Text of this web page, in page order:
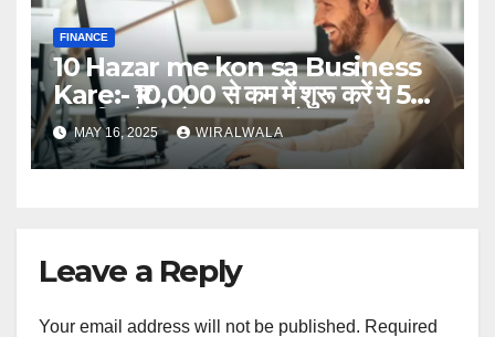
FINANCE
10 Hazar me kon sa Business
Kare:- ₹10,000 से कम में शुरू करें ये 5
धांसू बिजनेस और कमाएं लाखों
MAY 16, 2025 WIRALWALA
Leave a Reply
Your email address will not be published. Required